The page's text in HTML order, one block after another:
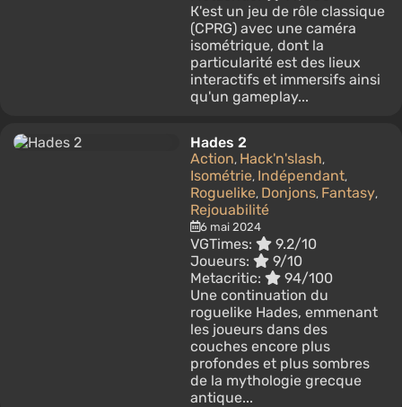
К'est un jeu de rôle classique
(CPRG) avec une caméra
isométrique, dont la
particularité est des lieux
interactifs et immersifs ainsi
qu'un gameplay...
Hades 2
Action, Hack'n'slash,
Isométrie, Indépendant,
Roguelike, Donjons, Fantasy,
Rejouabilité
6 mai 2024
VGTimes:
9.2/10
Joueurs:
9/10
Metacritic:
94/100
Une continuation du
roguelike Hades, emmenant
les joueurs dans des
couches encore plus
profondes et plus sombres
de la mythologie grecque
antique...